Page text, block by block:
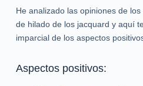
He analizado las opiniones de
de hilado de los jacquard y aquí
imparcial de los aspectos
Aspectos positivos: